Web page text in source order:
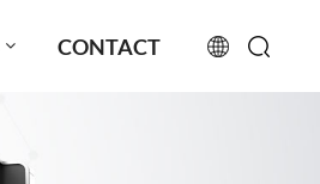
CONTACT